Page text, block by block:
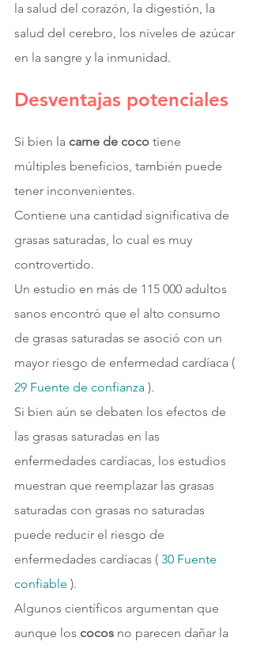
la salud del corazón, la digestión, la
salud del cerebro, los niveles de azúcar
en la sangre y la inmunidad.
Desventajas potenciales
Si bien la carne de coco tiene
múltiples beneficios, también puede
tener inconvenientes.
Contiene una cantidad significativa de
grasas saturadas, lo cual es muy
controvertido.
Un estudio en más de 115 000 adultos
sanos encontró que el alto consumo
de grasas saturadas se asoció con un
mayor riesgo de enfermedad cardíaca (
29 Fuente de confianza ).
Si bien aún se debaten los efectos de
las grasas saturadas en las
enfermedades cardíacas, los estudios
muestran que reemplazar las grasas
saturadas con grasas no saturadas
puede reducir el riesgo de
enfermedades cardíacas ( 30 Fuente
confiable ).
Algunos científicos argumentan que
aunque los cocos no parecen dañar la